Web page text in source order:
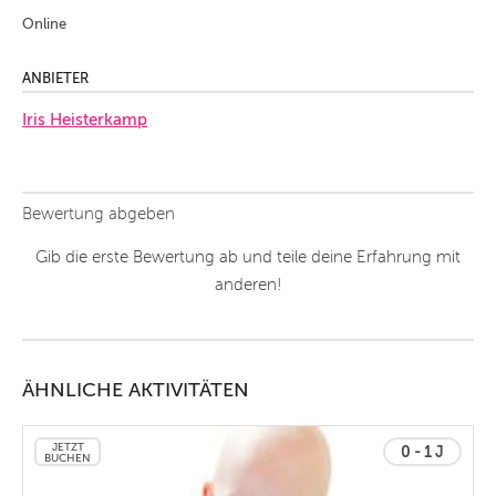
Online
ANBIETER
Iris Heisterkamp
Bewertung abgeben
Gib die erste Bewertung ab und teile deine Erfahrung mit
anderen!
ÄHNLICHE AKTIVITÄTEN
JETZT
BUCHEN
0 - 1 J